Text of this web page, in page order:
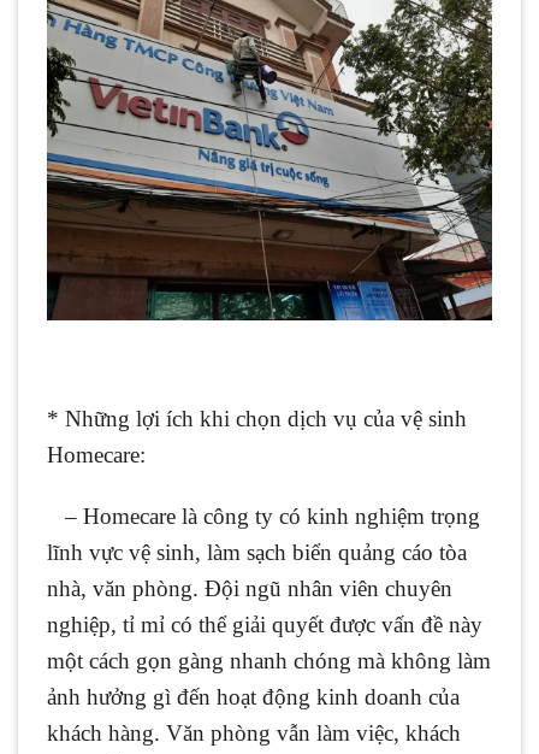
* Những lợi ích khi chọn dịch vụ của vệ sinh
Homecare:
– Homecare là công ty có kinh nghiệm trọng
lĩnh vực vệ sinh, làm sạch biển quảng cáo tòa
nhà, văn phòng. Đội ngũ nhân viên chuyên
nghiệp, tỉ mỉ có thể giải quyết được vấn đề này
một cách gọn gàng nhanh chóng mà không làm
ảnh hưởng gì đến hoạt động kinh doanh của
khách hàng. Văn phòng vẫn làm việc, khách